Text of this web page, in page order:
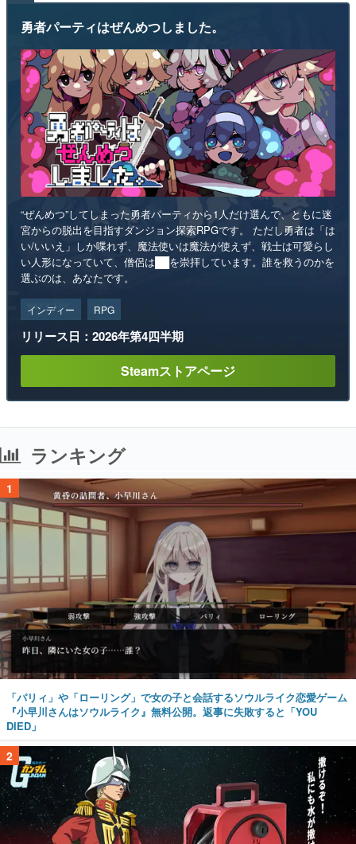
勇者パーティはぜんめつしました。
“ぜんめつ”してしまった勇者パーティから1人だけ選んで、ともに迷
宮からの脱出を目指すダンジョン探索RPGです。 ただし勇者は「は
い/いいえ」しか喋れず、魔法使いは魔法が使えず、戦士は可愛らし
い人形になっていて、僧侶は██を崇拝しています。誰を救うのかを
選ぶのは、あなたです。
インディー RPG
リリース日：2026年第4四半期
Steamストアページ
ランキング
1
「パリィ」や「ローリング」で女の子と会話するソウルライク恋愛ゲーム
『小早川さんはソウルライク』無料公開。返事に失敗すると「YOU
DIED」
2